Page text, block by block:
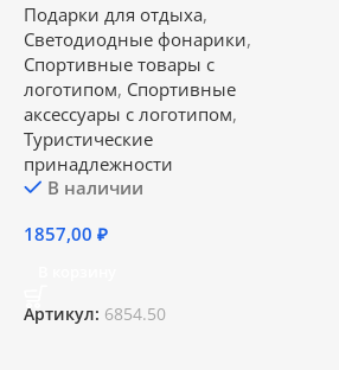
Подарки для отдыха,
Светодиодные фонарики,
Спортивные товары с
логотипом, Спортивные
аксессуары с логотипом,
Туристические
принадлежности
В наличии
1857,00₽
Артикул: 6854.50